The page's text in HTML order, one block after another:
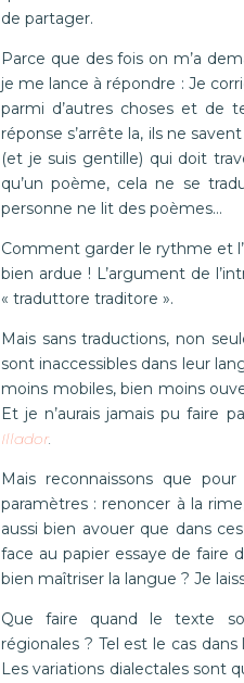
de partager.
Parce que des fois on m’a
je me lance à répondre : Je
parmi d’autres choses et de
réponse s’arrête la, ils ne
(et je suis gentille) qui doit
qu’un poème, cela ne se
personne ne lit des poèmes…
Comment garder le rythme et
bien ardue ! L’argument de
« traduttore traditore ».
Mais sans traductions, non
sont inaccessibles dans leur
moins mobiles, bien moins
Et je n’aurais jamais pu faire
Illador.
Mais reconnaissons que
paramètres : renoncer à la
aussi bien avouer que dans
face au papier essaye de faire
bien maîtriser la langue ? Je
Que faire quand le texte
régionales ? Tel est le cas
Les variations dialectales sont